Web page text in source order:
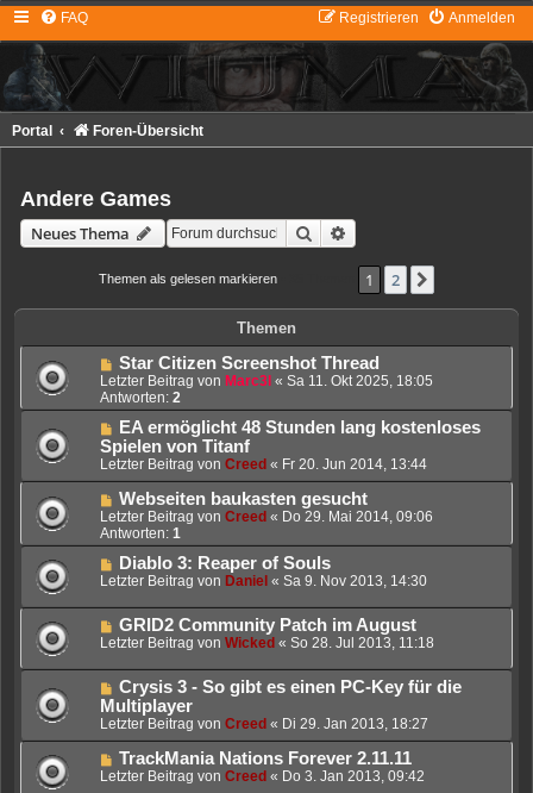
FAQ Anmelden
Registrieren
Portal Foren-Übersicht
Andere Games
Neues Thema Suche
Themen als gelesen markieren 1 2
Themen
Star Citizen Screenshot Thread
Letzter Beitrag von Marc3l « Sa 11. Okt 2025, 18:05
Antworten: 2
EA ermöglicht 48 Stunden lang kostenloses
Spielen von Titanf
Letzter Beitrag von Creed « Fr 20. Jun 2014, 13:44
Webseiten baukasten gesucht
Letzter Beitrag von Creed « Do 29. Mai 2014, 09:06
Antworten: 1
Diablo 3: Reaper of Souls
Letzter Beitrag von Daniel « Sa 9. Nov 2013, 14:30
GRID2 Community Patch im August
Letzter Beitrag von Wicked « So 28. Jul 2013, 11:18
Crysis 3 - So gibt es einen PC-Key für die
Multiplayer
Letzter Beitrag von Creed « Di 29. Jan 2013, 18:27
TrackMania Nations Forever 2.11.11
Letzter Beitrag von Creed « Do 3. Jan 2013, 09:42